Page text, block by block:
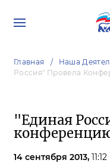
Главная Наша
Россия" Провела
"Единая
14 сентября 2013, 11:12